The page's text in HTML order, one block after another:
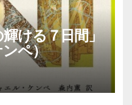
ける７日間」
ンペ）